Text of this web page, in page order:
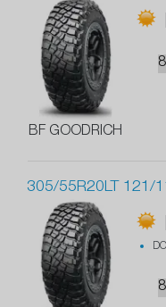
BF GOODRICH
305/55R20LT 121/